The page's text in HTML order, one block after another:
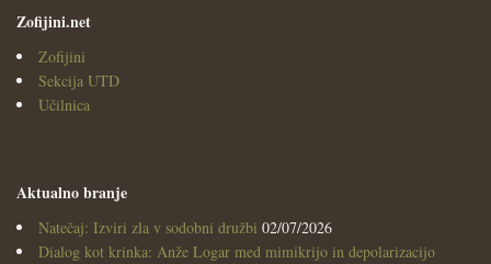
Zofijini.net
Zofijini
Sekcija UTD
Učilnica
Aktualno branje
Natečaj: Izviri zla v sodobni družbi 02/07/2026
Dialog kot krinka: Anže Logar med mimikrijo in depolarizacijo